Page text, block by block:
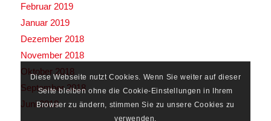
Februar 2019
Januar 2019
Dezember 2018
November 2018
Oktober 2018
September 2018
Juni 2018
Diese Webseite nutzt Cookies. Wenn Sie weiter auf dieser
Seite bleiben ohne die Cookie-Einstellungen in Ihrem
Browser zu ändern, stimmen Sie zu unsere Cookies zu
verwenden.